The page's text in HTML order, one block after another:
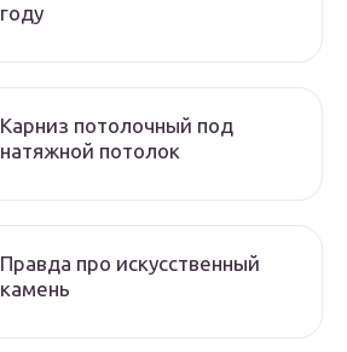
году
Карниз потолочный под
натяжной потолок
Правда про искусственный
камень